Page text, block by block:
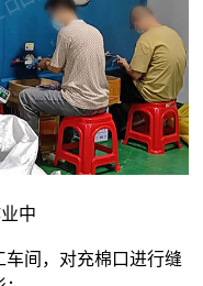
中
间，对充棉口进行缝